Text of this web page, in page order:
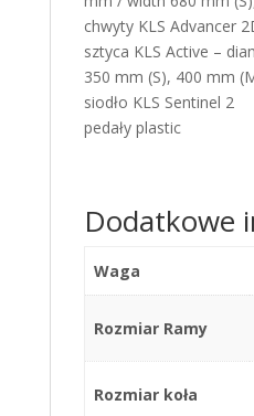
chwyty KLS Advancer
sztyca KLS Active –
350 mm (S), 400 mm
siodło KLS Sentinel 2
pedały plastic
Dodatkowe
Waga
Rozmiar Ramy
Rozmiar koła